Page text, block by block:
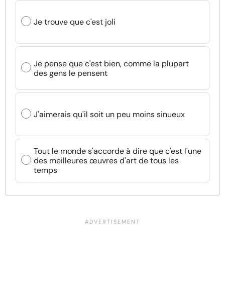
Je trouve que c'est joli
Je pense que c'est bien, comme la plupart
des gens le pensent
J'aimerais qu'il soit un peu moins sinueux
Tout le monde s'accorde à dire que c'est l'une
des meilleures œuvres d'art de tous les
temps